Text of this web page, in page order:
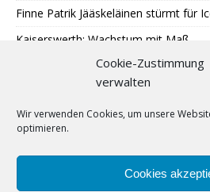
Cookie-Zustimmung
verwalten
Wir verwenden Cookies, um unsere
optimieren.
Cookies
Finne Patrik Jääskeläinen stürmt für
Kaiserswerth: Wachstum mit Maß
Gemeinsames Lesen im Park
SPD: 45 Arbeitsjahre sind genug
Hochbeete am JUZ Eggerscheidt
Feuerwehr: Waldbrandbekämpfung in